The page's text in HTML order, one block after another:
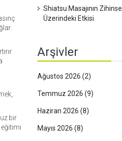
bir
Shiatsu Masajının
Üzerindeki Etkisi
Arşivler
Ağustos 2026 (2)
Temmuz 2026 (9)
Haziran 2026 (8)
Mayıs 2026 (8)